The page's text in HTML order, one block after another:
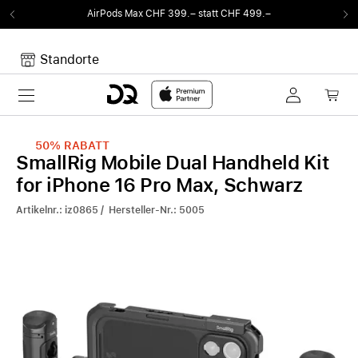
AirPods Max CHF 399.– statt CHF 499.–
Standorte
Toggle navigation
Noch keine Artikel im Warenkorb.
50% RABATT
SmallRig Mobile Dual Handheld Kit
for iPhone 16 Pro Max, Schwarz
Artikelnr.: iz0865 / Hersteller-Nr.: 5005